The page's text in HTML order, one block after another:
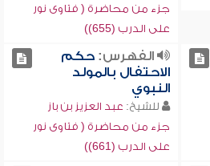
جزء من محاضرة ( فتاوى نور
على الدرب (655))
الفهرس:حكم
الاحتفال بالمولد
النبوي
للشيخ: عبد العزيز بن باز
جزء من محاضرة ( فتاوى نور
على الدرب (661))